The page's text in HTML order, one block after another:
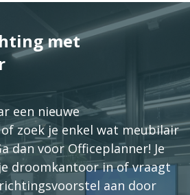
met
een nieuwe
zoek je enkel wat meubilair
dan voor Officeplanner! Je
droomkantoor in of vraagt
aan door